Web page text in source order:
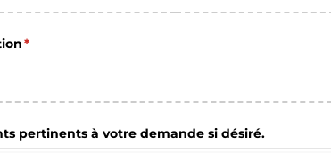
*
(requis)
pertinents à votre demande si désiré.